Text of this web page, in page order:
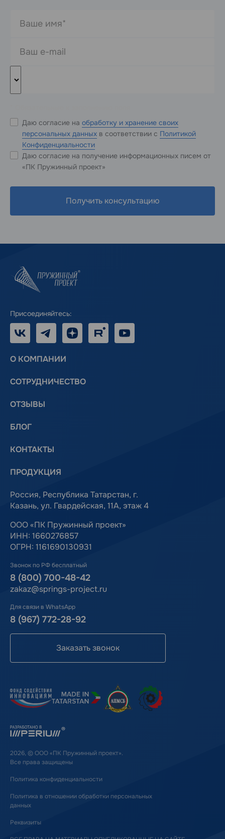
Даю согласие на обработку и хранение своих
персональных данных в соответствии с Политикой
Конфиденциальности
Даю согласие на получение информационных писем от
«ПК Пружинный проект»
Получить консультацию
Присоединяйтесь:
Telegram Дзен RUTUBE
О КОМПАНИИ
СОТРУДНИЧЕСТВО
ОТЗЫВЫ
БЛОГ
КОНТАКТЫ
ПРОДУКЦИЯ
Россия, Республика Татарстан, г.
Казань, ул. Гвардейская, 11А, этаж 4
ООО «ПК Пружинный проект»
ИНН: 1660276857
ОГРН: 1161690130931
Звонок по РФ бесплатный
8 (800) 700-48-42
zakaz@springs-project.ru
Для связи в WhatsApp
8 (967) 772-28-92
Заказать звонок
2026, © ООО «ПК Пружинный проект».
Все права защищены
Политика конфиденциальности
Политика в отношении обработки персональных
данных
Реквизиты